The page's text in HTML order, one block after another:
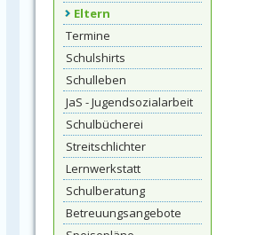
Eltern
Termine
Schulshirts
Schulleben
JaS - Jugendsozialarbeit
Schulbücherei
Streitschlichter
Lernwerkstatt
Schulberatung
Betreuungsangebote